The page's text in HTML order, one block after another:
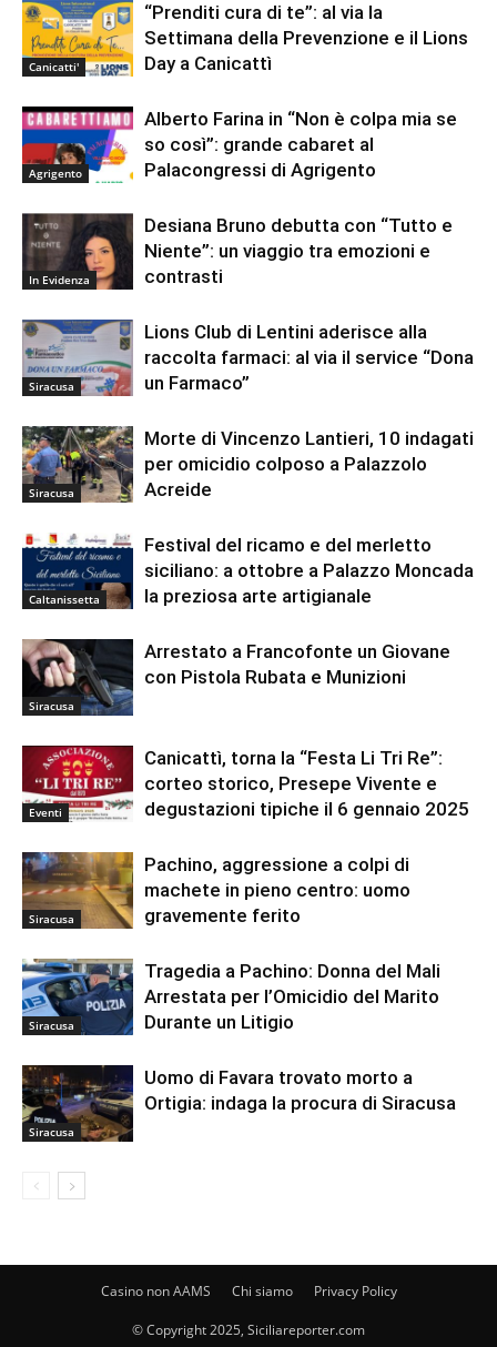
Canicatti'
“Prenditi cura di te”: al via la
Settimana della Prevenzione e il Lions
Day a Canicattì
Agrigento
Alberto Farina in “Non è colpa mia se
so così”: grande cabaret al
Palacongressi di Agrigento
In Evidenza
Desiana Bruno debutta con “Tutto e
Niente”: un viaggio tra emozioni e
contrasti
Siracusa
Lions Club di Lentini aderisce alla
raccolta farmaci: al via il service “Dona
un Farmaco”
Siracusa
Morte di Vincenzo Lantieri, 10 indagati
per omicidio colposo a Palazzolo
Acreide
Caltanissetta
Festival del ricamo e del merletto
siciliano: a ottobre a Palazzo Moncada
la preziosa arte artigianale
Siracusa
Arrestato a Francofonte un Giovane
con Pistola Rubata e Munizioni
Eventi
Canicattì, torna la “Festa Li Tri Re”:
corteo storico, Presepe Vivente e
degustazioni tipiche il 6 gennaio 2025
Siracusa
Pachino, aggressione a colpi di
machete in pieno centro: uomo
gravemente ferito
Siracusa
Tragedia a Pachino: Donna del Mali
Arrestata per l’Omicidio del Marito
Durante un Litigio
Siracusa
Uomo di Favara trovato morto a
Ortigia: indaga la procura di Siracusa
Casino non AAMS Chi siamo Privacy Policy
© Copyright 2025, Siciliareporter.com